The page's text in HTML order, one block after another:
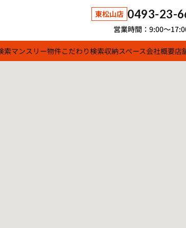
東松山店 0493-23-
営業時間：9:00～
索マンスリー物件こだわり検索収納スペース会社概要店